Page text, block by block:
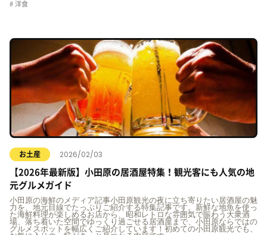
洋食
お土産 2026/02/03
【2026年最新版】小田原の居酒屋特集！観光客にも人気の地
元グルメガイド
小田原の海鮮のメディア記事小田原観光の夜に立ち寄りたい居酒屋の魅
力を、地元目線でたっぷりご紹介する特集記事です。新鮮な地魚を使っ
た海鮮料理が楽しめるお店から、昭和レトロな雰囲気で賑わう大衆酒
場、落ち着いた空間でゆっくり過ごせる居酒屋まで、小田原ならではの
グルメスポットを幅広くご紹介しています！初めての小田原観光でも、